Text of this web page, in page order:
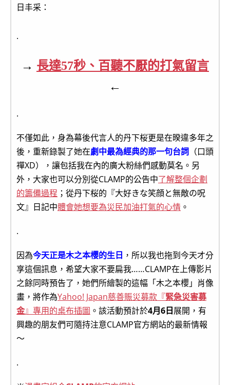
日丰采：
.
→ 長達57秒、百聽不厭的打氣留言
←
.
不僅如此，身為幕後代言人的丹下桜更是在暌違多年之
後，重新錄製了她在劇中最為經典的那一句台詞 （口頭
禪XD），讓包括我在內的廣大粉絲們感動莫名。另
外，大家也可以分別從CLAMP的公告中了解整個企劃
的籌備過程 ；從丹下桜的『大好きな笑顔と無敵の呪
文』日記中體會她想要為災民加油打氣的心情 。
.
因為今天正是木之本櫻的生日 ，所以我也拖到今天才分
享這個訊息，希望大家不要扁我……CLAMP在上傳影片
之餘同時預告了，她們所繪製的這幅「木之本櫻」肖像
畫，將作為Yahoo! Japan慈善賑災募款『緊急災害募
金』專用的桌布插圖 。該活動預計於4月6日展開，有
興趣的朋友們可隨持注意CLAMP官方網站的最新情報
～
.